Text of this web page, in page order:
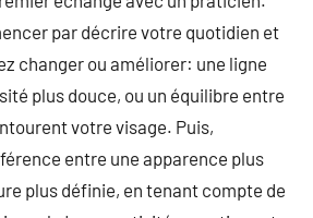
par décrire votre quotidien et
changer ou améliorer: une ligne
plus douce, ou un équilibre entre
votre visage. Puis,
entre une apparence plus
plus définie, en tenant compte de